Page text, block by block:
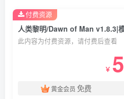
此内容为付费资源，请付费后查看
￥ 5
黄金会员 免费
付费资源